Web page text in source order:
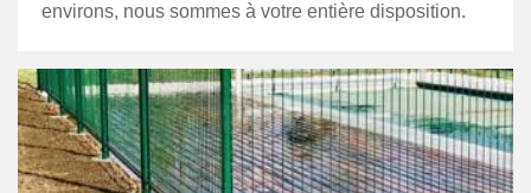
environs, nous sommes à votre entière disposition.